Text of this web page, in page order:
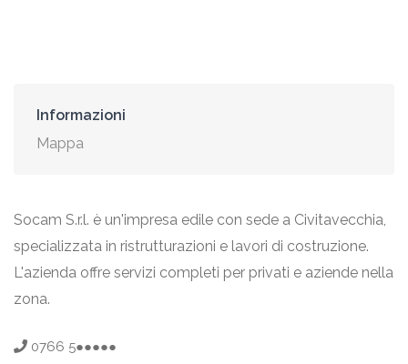
Informazioni
Mappa
Socam S.r.l. è un'impresa edile con sede a Civitavecchia,
specializzata in ristrutturazioni e lavori di costruzione.
L'azienda offre servizi completi per privati e aziende nella
zona.
0766 5●●●●●